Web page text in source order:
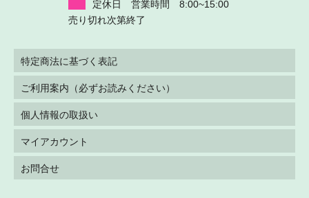
定休日 営業時間 8:00~15:00
売り切れ次第終了
特定商法に基づく表記
ご利用案内（必ずお読みください）
個人情報の取扱い
マイアカウント
お問合せ